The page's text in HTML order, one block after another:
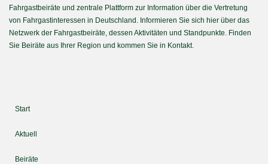
Fahrgastbeiräte und zentrale Plattform zur Information über die Vertretung
von Fahrgastinteressen in Deutschland. Informieren Sie sich hier über das
Netzwerk der Fahrgastbeiräte, dessen Aktivitäten und Standpunkte. Finden
Sie Beiräte aus Ihrer Region und kommen Sie in Kontakt.
Start
Aktuell
Beiräte